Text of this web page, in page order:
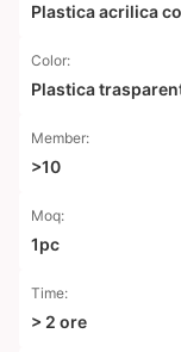
Plastica acrilica
Color:
Plastica
Member:
>10
Moq:
1pc
Time:
> 2 ore